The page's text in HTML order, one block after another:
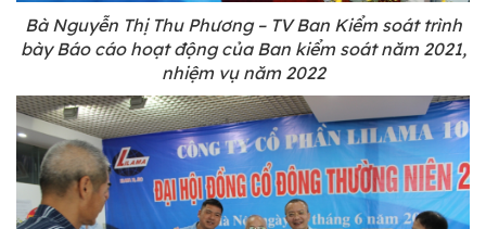
Bà Nguyễn Thị Thu Phương – TV Ban Kiểm soát trình
bày Báo cáo hoạt động của Ban kiểm soát năm 2021,
nhiệm vụ năm 2022